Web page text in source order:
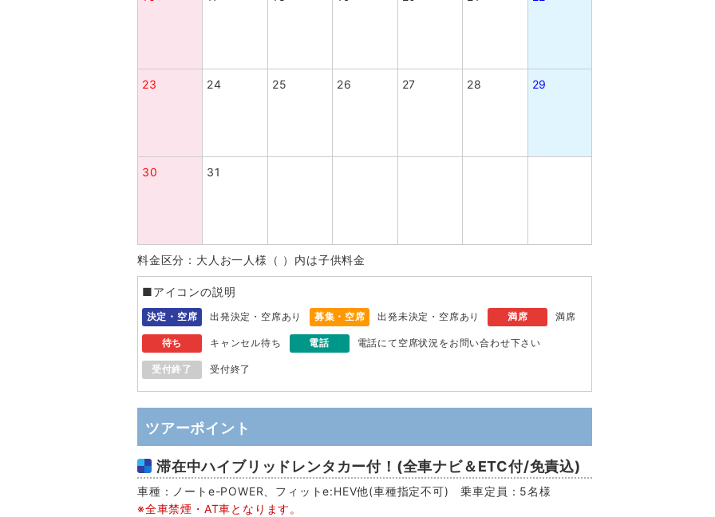
23 24 25 26 27 28 29
30 31
料金区分：大人お一人様（ ）内は子供料金
■アイコンの説明
決定・空席 出発決定・空席あり 募集・空席 出発未決定・空席あり 満席 満席
待ち キャンセル待ち 電話 電話にて空席状況をお問い合わせ下さい
受付終了 受付終了
ツアーポイント
滞在中ハイブリッドレンタカー付！(全車ナビ＆ETC付/免責込)
車種：ノートe-POWER、フィットe:HEV他(車種指定不可) 乗車定員：5名様
※全車禁煙・AT車となります。